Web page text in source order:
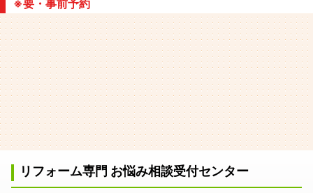
※要・事前予約
リフォーム専門 お悩み相談受付センター